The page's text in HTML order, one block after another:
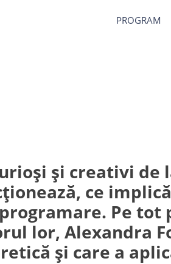
PROGRAM
și creativi de
ce
Pe tot
lor, Alexandra
și care a